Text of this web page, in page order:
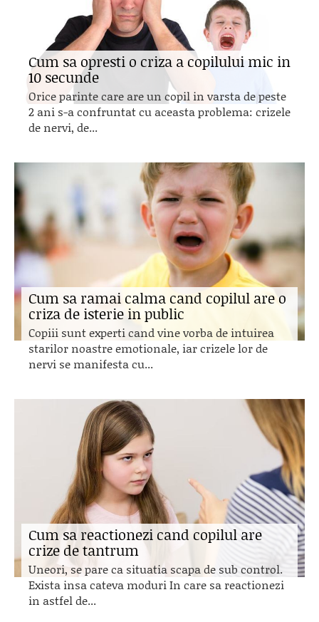
Cum sa opresti o criza a copilului mic in
10 secunde
Orice parinte care are un copil in varsta de peste
2 ani s-a confruntat cu aceasta problema: crizele
de nervi, de...
Cum sa ramai calma cand copilul are o
criza de isterie in public
Copiii sunt experti cand vine vorba de intuirea
starilor noastre emotionale, iar crizele lor de
nervi se manifesta cu...
Cum sa reactionezi cand copilul are
crize de tantrum
Uneori, se pare ca situatia scapa de sub control.
Exista insa cateva moduri In care sa reactionezi
in astfel de...